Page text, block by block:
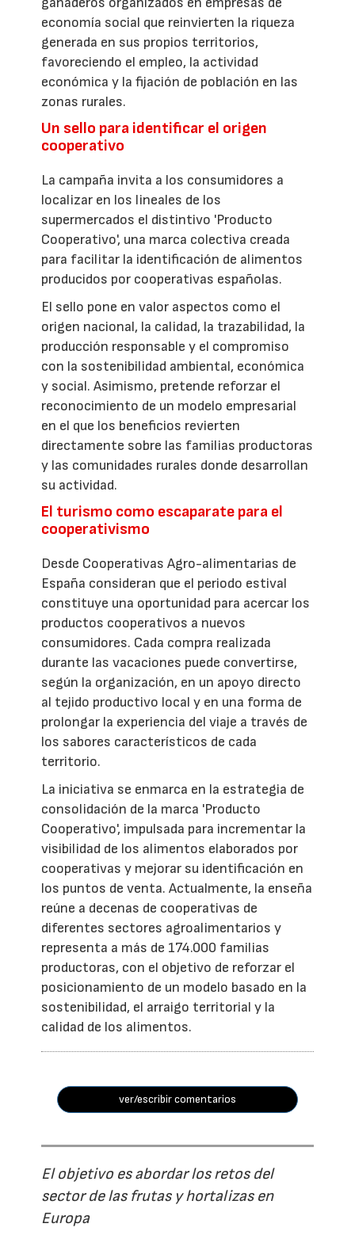
economía social que reinvierten la riqueza
generada en sus propios territorios,
favoreciendo el empleo, la actividad
económica y la fijación de población en las
zonas rurales.
Un sello para identificar el origen
cooperativo
La campaña invita a los consumidores a
localizar en los lineales de los
supermercados el distintivo 'Producto
Cooperativo', una marca colectiva creada
para facilitar la identificación de alimentos
producidos por cooperativas españolas.
El sello pone en valor aspectos como el
origen nacional, la calidad, la trazabilidad, la
producción responsable y el compromiso
con la sostenibilidad ambiental, económica
y social. Asimismo, pretende reforzar el
reconocimiento de un modelo empresarial
en el que los beneficios revierten
directamente sobre las familias productoras
y las comunidades rurales donde desarrollan
su actividad.
El turismo como escaparate para el
cooperativismo
Desde Cooperativas Agro-alimentarias de
España consideran que el periodo estival
constituye una oportunidad para acercar los
productos cooperativos a nuevos
consumidores. Cada compra realizada
durante las vacaciones puede convertirse,
según la organización, en un apoyo directo
al tejido productivo local y en una forma de
prolongar la experiencia del viaje a través de
los sabores característicos de cada
territorio.
La iniciativa se enmarca en la estrategia de
consolidación de la marca 'Producto
Cooperativo', impulsada para incrementar la
visibilidad de los alimentos elaborados por
cooperativas y mejorar su identificación en
los puntos de venta. Actualmente, la enseña
reúne a decenas de cooperativas de
diferentes sectores agroalimentarios y
representa a más de 174.000 familias
productoras, con el objetivo de reforzar el
posicionamiento de un modelo basado en la
sostenibilidad, el arraigo territorial y la
calidad de los alimentos.
ver/escribir comentarios
El objetivo es abordar los retos del
sector de las frutas y hortalizas en
Europa